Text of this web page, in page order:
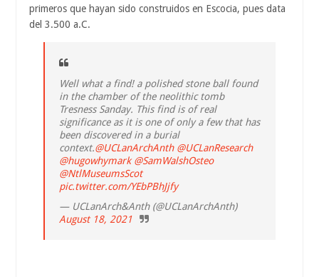
primeros que hayan sido construidos en Escocia, pues data
del 3.500 a.C.
Well what a find! a polished stone ball found
in the chamber of the neolithic tomb
Tresness Sanday. This find is of real
significance as it is one of only a few that has
been discovered in a burial
context.@UCLanArchAnth @UCLanResearch
@hugowhymark @SamWalshOsteo
@NtlMuseumsScot
pic.twitter.com/YEbPBhJjfy
— UCLanArch&Anth (@UCLanArchAnth)
August 18, 2021